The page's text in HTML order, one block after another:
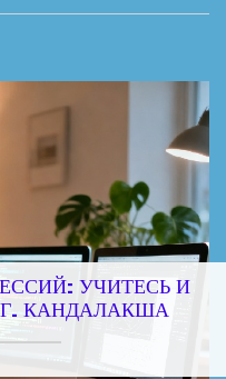
УЧИТЕСЬ И
КАНДАЛАКША